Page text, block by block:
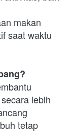
makan
saat waktu
lebih
tetap